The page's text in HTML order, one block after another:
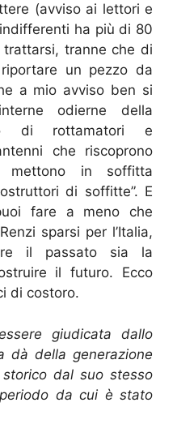
(avviso ai lettori e
ha più di 80
tranne che di
un pezzo da
a mio avviso ben si
odierne della
di rottamatori e
che riscoprono
mettono in soffitta
di soffitte”. E
fare a meno che
sparsi per l’Italia,
il passato sia la
il futuro. Ecco
di costoro.
giudicata dallo
dà della generazione
dal suo stesso
da cui è stato